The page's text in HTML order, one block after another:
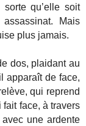
qu’elle soit
Mais
plus jamais.
dos, plaidant au
apparaît de face,
qui reprend
fait face, à travers
une ardente